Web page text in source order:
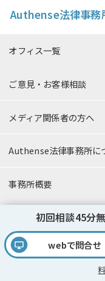
初回相談45分
webで問合せ
Authense法律事務
オフィス一覧
ご意見・お客様相談
メディア関係者の方へ
Authense法律事務所に
事務所概要
採用情報
弁護士